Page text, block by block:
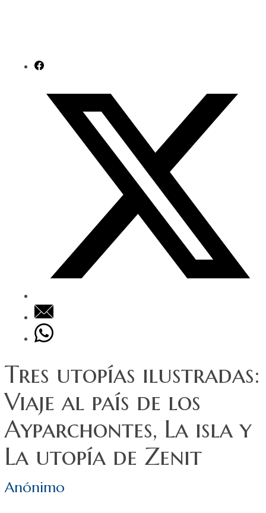
Tres utopías ilustradas:
Viaje al país de los
Ayparchontes, La isla y
La utopía de Zenit
Anónimo